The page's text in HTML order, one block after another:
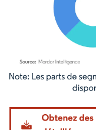
Image © Mordor